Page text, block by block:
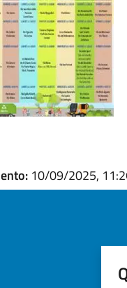
10/09/2025,